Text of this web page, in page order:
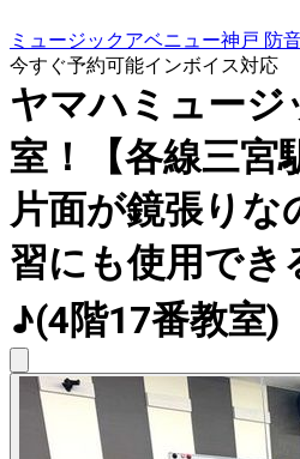
ミュージックアベニュー神戸 防
今すぐ予約可能インボイス対応
ヤマハミュージ
室！【各線三宮
片面が鏡張りな
習にも使用でき
♪(4階17番教室)